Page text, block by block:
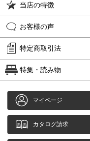
当店の特徴
お客様の声
特定商取引法
特集・読み物
マイページ
カタログ請求